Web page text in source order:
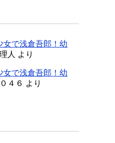
女で浅倉吾郎！幼
人 より
女で浅倉吾郎！幼
４６ より